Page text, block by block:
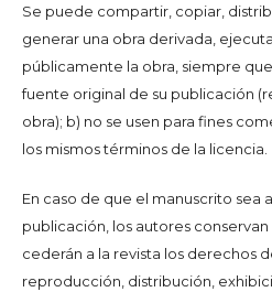
Se puede compartir, copiar,
generar una obra derivada,
públicamente la obra, siempre
fuente original de su publicación
obra); b) no se usen para fines
los mismos términos de la licencia.
En caso de que el manuscrito sea
publicación, los autores
cederán a la revista los derechos
reproducción, distribución,